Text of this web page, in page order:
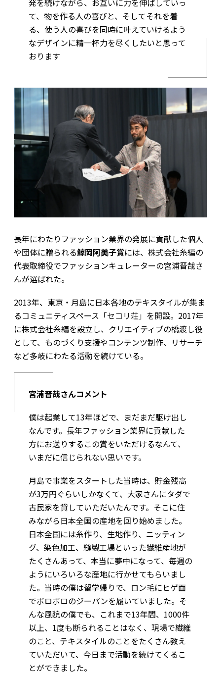
発を続けながら、お互いに力を伸ばしていっ
て、物を作る人の喜びと、そしてそれを着
る、使う人の喜びを同時に叶えていけるよう
なデザインに精一杯力を尽くしたいと思って
おります
長年にわたりファッション業界の発展に貢献した個人
や団体に贈られる鯨岡阿美子賞には、株式会社糸編の
代表取締役でファッションキュレーターの宮浦晋哉さ
んが選ばれた。
2013年、東京・月島に日本各地のテキスタイルが集ま
るコミュニティスペース「セコリ荘」を開設。2017年
に株式会社糸編を設立し、クリエイティブの橋渡し役
として、ものづくり支援やコンテンツ制作、リサーチ
など多岐にわたる活動を続けている。
宮浦晋哉さんコメント
僕は起業して13年ほどで、まだまだ駆け出し
なんです。長年ファッション業界に貢献した
方にお送りするこの賞をいただけるなんて、
いまだに信じられない思いです。
月島で事業をスタートした当時は、貯金残高
が3万円ぐらいしかなくて、大家さんにタダで
古民家を貸していただいたんです。そこに住
みながら日本全国の産地を回り始めました。
日本全国には糸作り、生地作り、ニッティン
グ、染色加工、縫製工場といった繊維産地が
たくさんあって、本当に夢中になって、毎週の
ようにいろいろな産地に行かせてもらいまし
た。当時の僕は留学帰りで、ロン毛にヒゲ面
でボロボロのジーパンを履いていました。そ
んな風貌の僕でも、これまで13年間、1000件
以上、1度も断られることはなく、現場で繊維
のこと、テキスタイルのことをたくさん教え
ていただいて、今日まで活動を続けてくるこ
とができました。